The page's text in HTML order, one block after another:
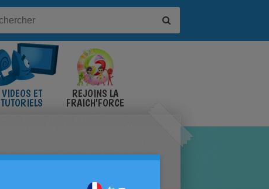
VIDÉOS ET
TUTORIELS
REJOINS LA
FRAICH'FORCE